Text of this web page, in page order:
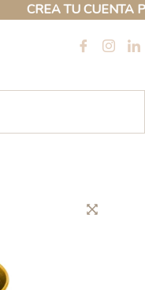
CREA TU CUENTA